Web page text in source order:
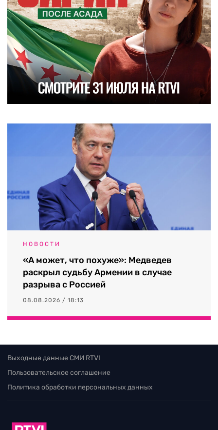
НОВОСТИ
«А может, что похуже»: Медведев
раскрыл судьбу Армении в случае
разрыва с Россией
08.08.2026 / 18:13
Выходные данные СМИ RTVI
Пользовательское соглашение
Политика обработки персональных данных